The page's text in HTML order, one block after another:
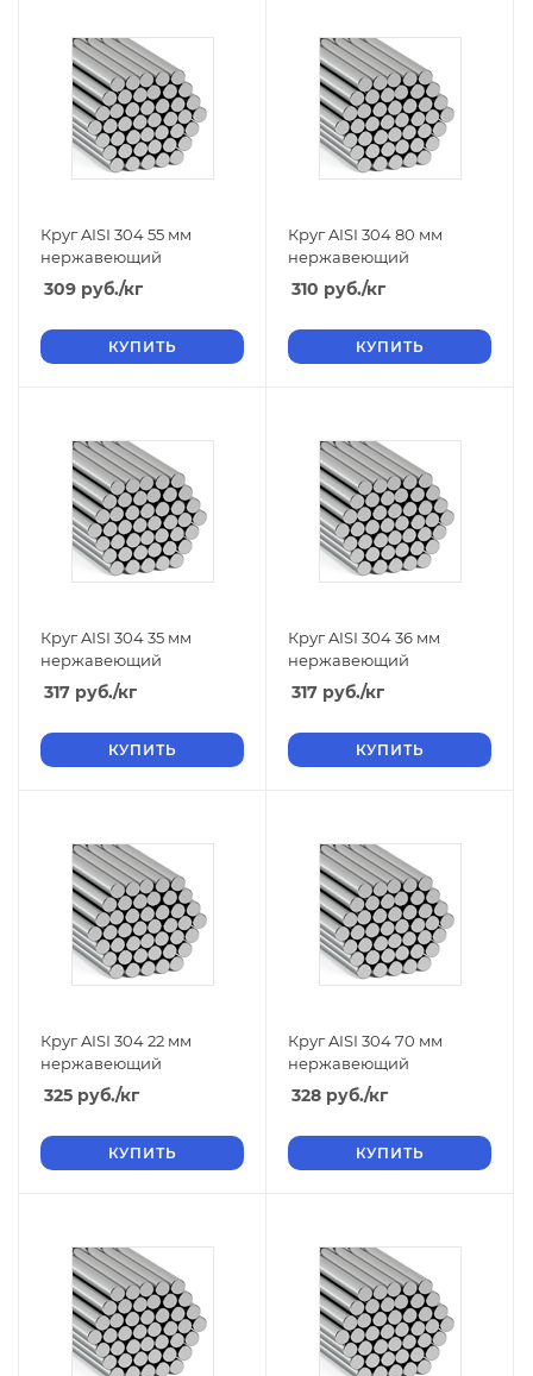
Круг AISI 304 55 мм
нержавеющий
309 руб./кг
КУПИТЬ
Круг AISI 304 80 мм
нержавеющий
310 руб./кг
КУПИТЬ
Круг AISI 304 35 мм
нержавеющий
317 руб./кг
КУПИТЬ
Круг AISI 304 36 мм
нержавеющий
317 руб./кг
КУПИТЬ
Круг AISI 304 22 мм
нержавеющий
325 руб./кг
КУПИТЬ
Круг AISI 304 70 мм
нержавеющий
328 руб./кг
КУПИТЬ